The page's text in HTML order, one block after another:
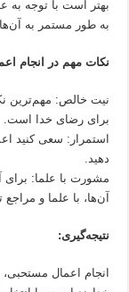
بهتر است با توجه به
به طور مستمر به
نکات مهم در انجام
نیت خالص: مهم‌ترین
برای رضای خدا است.
استمرار: سعی کنید
دهید.
مشورت با علما: برای
آن‌ها، با علما و
نتیجه‌گیری:
انجام اعمال